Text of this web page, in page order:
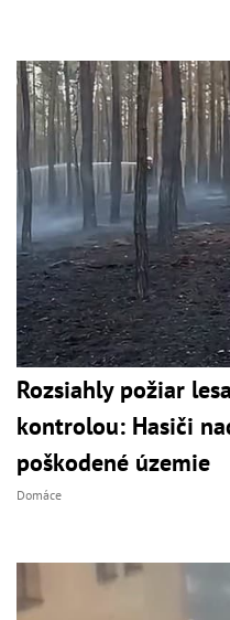
Rozsiahly požiar
kontrolou: Hasiči
poškodené územie
Domáce